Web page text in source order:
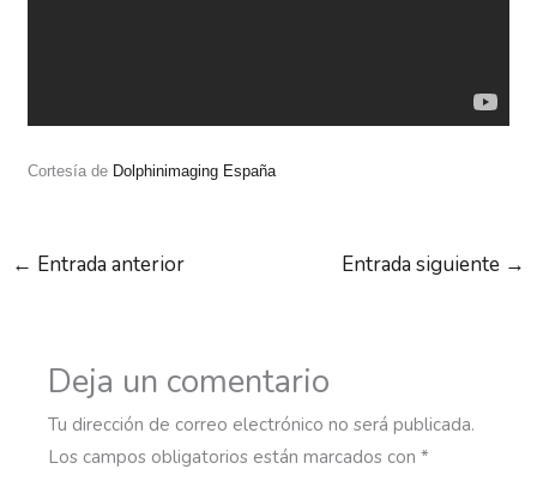
Cortesía de Dolphinimaging España
← Entrada anterior Entrada siguiente →
Deja un comentario
Tu dirección de correo electrónico no será publicada.
Los campos obligatorios están marcados con*